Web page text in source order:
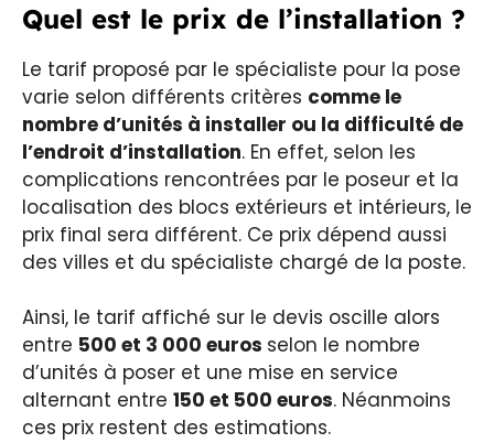
Quel est le prix de l’installation ?
Le tarif proposé par le spécialiste pour la pose
varie selon différents critères comme le
nombre d’unités à installer ou la difficulté de
l’endroit d’installation. En effet, selon les
complications rencontrées par le poseur et la
localisation des blocs extérieurs et intérieurs, le
prix final sera différent. Ce prix dépend aussi
des villes et du spécialiste chargé de la poste.
Ainsi, le tarif affiché sur le devis oscille alors
entre 500 et 3 000 euros selon le nombre
d’unités à poser et une mise en service
alternant entre 150 et 500 euros. Néanmoins
ces prix restent des estimations.